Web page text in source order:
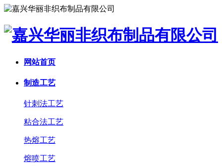
网站首页
制造工艺
针刺法工艺
粘合法工艺
热熔工艺
熔喷工艺